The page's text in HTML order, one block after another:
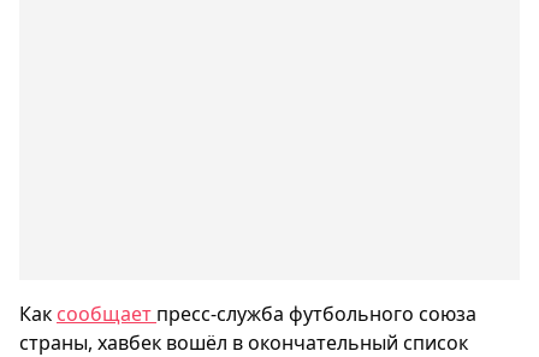
Как сообщает пресс-служба футбольного союза
страны, хавбек вошёл в окончательный список